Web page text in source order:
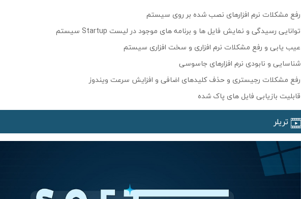
رفع مشکلات نرم افزارهای نصب شده بر روی سیستم
توانایی رسیدگی و نمایش فایل ها و برنامه های موجود در لیست Startup سیستم
عیب یابی و رفع مشکلات نرم افزاری و سخت افزاری سیستم
شناسایی و نابودی نرم افزارهای جاسوسی
رفع مشکلات رجیستری و حذف کلیدهای اضافی و افزایش سرعت ویندوز
قابلیت بازیابی فایل های پاک شده
تریلر